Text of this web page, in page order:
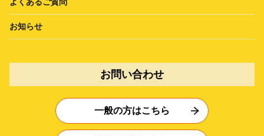
お知らせ
お問い合わせ
一般の方はこちら